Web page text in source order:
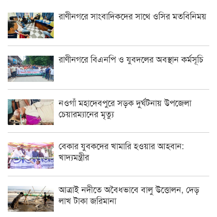
রাণীনগরে সাংবাদিকদের সাথে ওসির মতবিনিময়
রাণীনগরে বিএনপি ও যুবদলের অবস্থান কর্মসূচি
নওগাঁ মহাদেবপুরে সড়ক দুর্ঘটনায় উপজেলা
চেয়ারম্যানের মৃত্যু
বেকার যুবকদের খামারি হওয়ার আহবান:
খাদ্যমন্ত্রীর
আত্রাই নদীতে অবৈধভাবে বালু উত্তোলন, দেড়
লাখ টাকা জরিমানা